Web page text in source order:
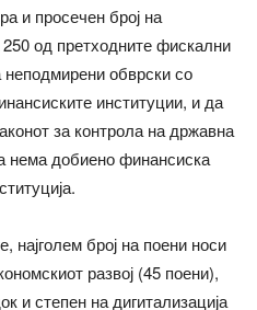
и просечен број на
од претходните фискални
обврски со
институции, и да
за контрола на државна
нема добиено финансиска
најголем број на поени носи
развој (45 поени),
и степен на дигитализација